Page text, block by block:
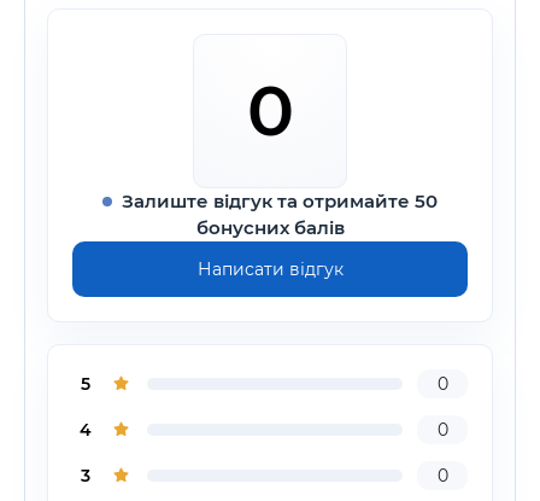
0
Залиште відгук та отримайте 50
бонусних балів
Написати відгук
5 0
4 0
3 0